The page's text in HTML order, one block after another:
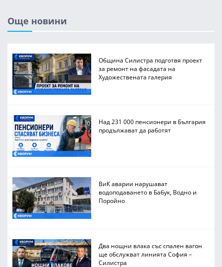
Още новини
Община Силистра подготвя проект
за ремонт на фасадата на
Художествената галерия
Над 231 000 пенсионери в България
продължават да работят
ВиК аварии нарушават
водоподаването в Бабук, Водно и
Поройно
Два нощни влака със спален вагон
ще обслужват линията София –
Силистра